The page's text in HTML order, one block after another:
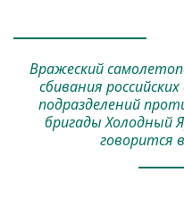
Вражеский
сбивания
подразделений
бригады Холодный
говорится